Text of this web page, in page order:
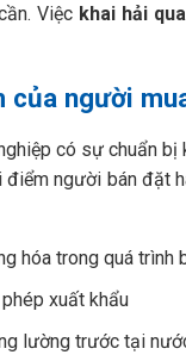
Việc khai hải
của người
có sự chuẩn bị
người bán đặt
hóa trong quá trình
xuất khẩu
lường trước tại